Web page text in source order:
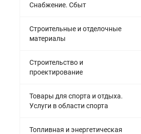
Снабжение. Сбыт
Строительные и отделочные
материалы
Строительство и
проектирование
Товары для спорта и отдыха.
Услуги в области спорта
Топливная и энергетическая